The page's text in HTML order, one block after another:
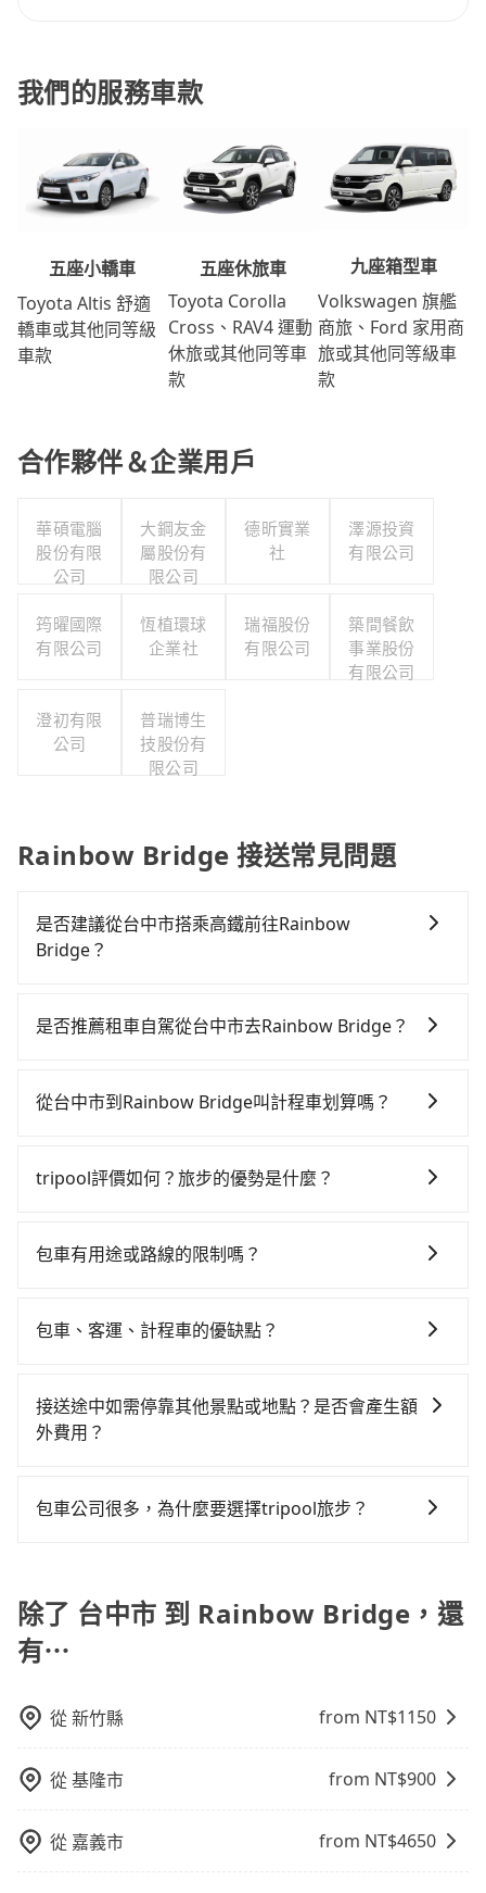
我們的服務車款
五座小轎車
Toyota Altis 舒適
轎車或其他同等級
車款
五座休旅車
Toyota Corolla
Cross、RAV4 運動
休旅或其他同等車
款
九座箱型車
Volkswagen 旗艦
商旅、Ford 家用商
旅或其他同等級車
款
合作夥伴＆企業用戶
華碩電腦
股份有限
公司
大鋼友金
屬股份有
限公司
德昕實業
社
澤源投資
有限公司
筠曜國際
有限公司
恆植環球
企業社
瑞福股份
有限公司
築間餐飲
事業股份
有限公司
澄初有限
公司
普瑞博生
技股份有
限公司
Rainbow Bridge 接送常見問題
是否建議從台中市搭乘高鐵前往Rainbow
Bridge？
舒適、較貴、費時！從最早06:05一直到23:03，台中-台
程約35分鐘。抵達高鐵站後，步行進站、現場購票並於
再用15分鐘出站、等待車站前排班的計程車，搭上小黃
分鐘，假設3位同行，高鐵加轉乘之平均每人花費為930
tripool並到府專車接送，則每人平均花費約900元，費
乘與等車上，現在還不馬上來預約tripool！如果你僅有
兩位乘車，也可參考tripool的拼車共乘服務，最多可再
是否推薦租車自駕從台中市去Rainbow Bridge？
時不需要閉目養神（因為要自己開車），最重要的是你
$115~205承租小轎車，每公里再額外加收$3.2，從台中
達目的地後多久原路返回），雖已將eTag和可能的每小
車型，如Toyota Yaris、Prius C、Vios這類乘坐體驗較
況，打開車門才發現仍有上一組乘客遺留的垃圾或者撞
凹的車門仍未被修理，每一次租車都好像在開樂透一
車位，對於急著用車或者要載其他乘客的人來說就有不
就顯得非常不便。
從台中市到Rainbow Bridge叫計程車划算嗎？
灣大車隊、Uber、Line Taxi、Yoxi等，如果在路邊攔不
錶計算，價格約為4,350~5,200元間，但如改預約
以免當場被坑受騙。綜合以上，無論在價格或服務品質
tripool評價如何？旅步的優勢是什麼？
定及可靠的，大多數的使用者都給予了高分評價。此
車前一日凌晨6點前取消均可無條件全額退費的承諾，讓
包車有用途或路線的限制嗎？
方，只要是長途交通且途中遵守台灣法律，無論是清明
檢疫、預約叫車、機場接送、定期洗腎、包月上下班，
或者任何跨縣市接送的需求，tripool都能滿足你。乘車
寄出電子收據。
包車、客運、計程車的優缺點？
上、下車，不需與旅客共乘。但通常需要提前預約。 客
運：最經濟實惠的交通方式，通常有固定的路線和時間
不必擔心停車位的問題。但是，計程車的費用相對較
接送途中如需停靠其他景點或地點？是否會產生額
外費用？
靠，您可以參考我們的「加點服務」，每個點距離在 5
外支付費用。
包車公司很多，為什麼要選擇tripool旅步？
旅途安全無憂，我們的司機都是專業且可靠的職業駕
駛。關於價格，旅步官網可一鍵即時查價，所示價格絕
無隱藏費用，且還提供優於其他業者更彈性的取消政
往市區還是郊區，我們都可以為您提供最佳的旅遊體
驗。所以，如果您正在尋找一家可靠的包車公司，
tripool旅步絕對是您值得信任的不二選擇！
除了 台中市 到 Rainbow Bridge，還
有⋯
從新竹縣 from NT$1150
從基隆市 from NT$900
從 嘉義市 from NT$4650